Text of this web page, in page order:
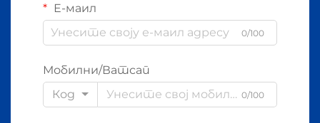
Е-маил
0/100
Мобилни/Ватсап
Код
0/100